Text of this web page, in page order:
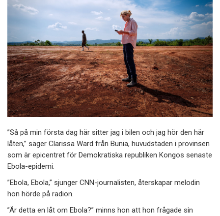
”Så på min första dag här sitter jag i bilen och jag hör den här
låten,” säger Clarissa Ward från Bunia, huvudstaden i provinsen
som är epicentret för Demokratiska republiken Kongos senaste
Ebola-epidemi.
”Ebola, Ebola,” sjunger CNN-journalisten, återskapar melodin
hon hörde på radion.
”Är detta en låt om Ebola?” minns hon att hon frågade sin